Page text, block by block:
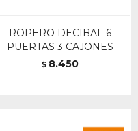
ROPERO DECIBAL 6
PUERTAS 3 CAJONES
$ 8.450